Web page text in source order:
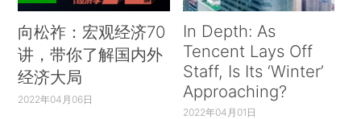
向松祚：宏观经济70
讲，带你了解国内外
经济大局
2022年04月06日
In Depth: As
Tencent Lays Off
Staff, Is Its ‘Winter’
Approaching?
2022年04月01日